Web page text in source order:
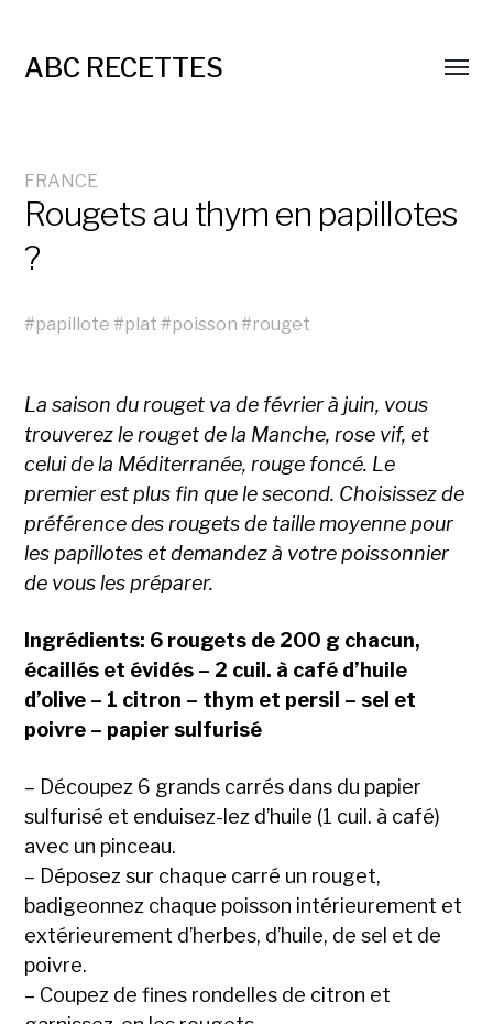
ABC RECETTES
FRANCE
Rougets au thym en papillotes
?
#papillote #plat #poisson #rouget
La saison du rouget va de février à juin, vous
trouverez le rouget de la Manche, rose vif, et
celui de la Méditerranée, rouge foncé. Le
premier est plus fin que le second. Choisissez de
préférence des rougets de taille moyenne pour
les papillotes et demandez à votre poissonnier
de vous les préparer.
Ingrédients: 6 rougets de 200 g chacun,
écaillés et évidés – 2 cuil. à café d’huile
d’olive – 1 citron – thym et persil – sel et
poivre – papier sulfurisé
– Découpez 6 grands carrés dans du papier
sulfurisé et enduisez-lez d’huile (1 cuil. à café)
avec un pinceau.
– Déposez sur chaque carré un rouget,
badigeonnez chaque poisson intérieurement et
extérieurement d’herbes, d’huile, de sel et de
poivre.
– Coupez de fines rondelles de citron et